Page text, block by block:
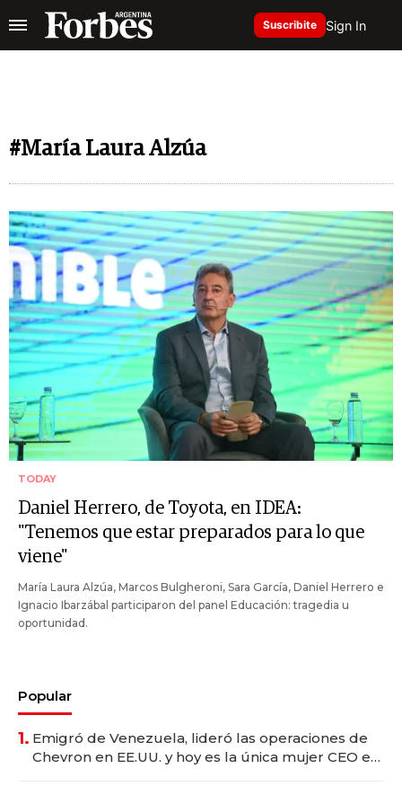
Suscribite Sign In
#María Laura Alzúa
TODAY
Daniel Herrero, de Toyota, en IDEA:
"Tenemos que estar preparados para lo que
viene"
María Laura Alzúa, Marcos Bulgheroni, Sara García, Daniel Herrero e
Ignacio Ibarzábal participaron del panel Educación: tragedia u
oportunidad.
Popular
1. Emigró de Venezuela, lideró las operaciones de
Chevron en EE.UU. y hoy es la única mujer CEO en